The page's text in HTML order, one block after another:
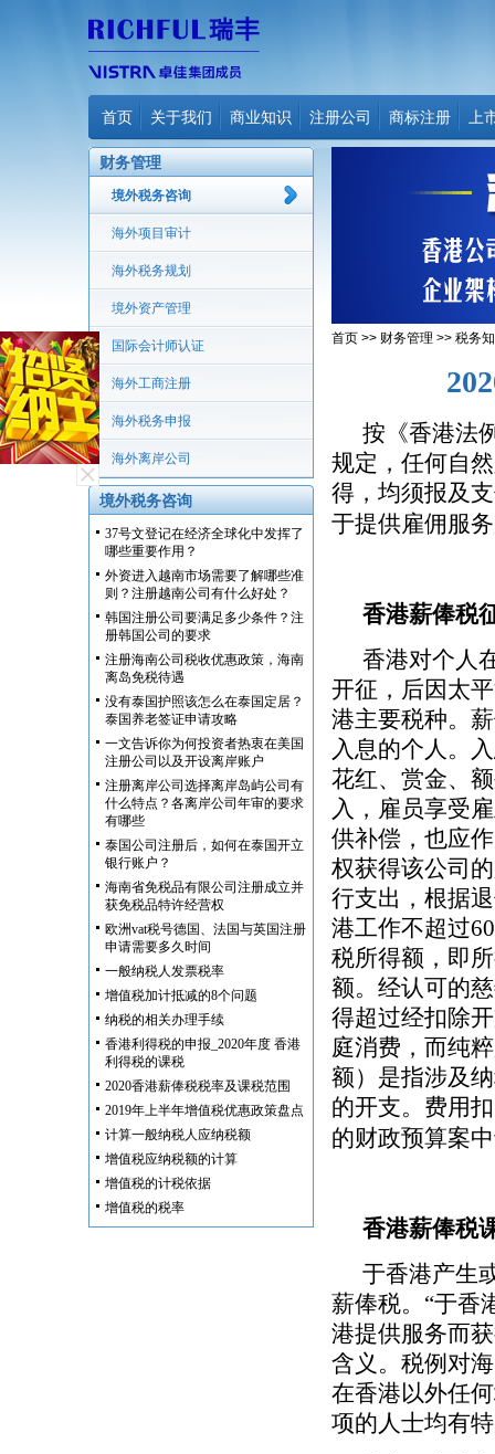
首页 关于我们 商业知识 注册公司 商标注册 上
财务管理
境外税务咨询
海外项目审计
海外税务规划
境外资产管理
国际会计师认证
海外工商注册
海外税务申报
海外离岸公司
境外税务咨询
37号文登记在经济全球化中发挥了
哪些重要作用？
外资进入越南市场需要了解哪些准
则？注册越南公司有什么好处？
韩国注册公司要满足多少条件？注
册韩国公司的要求
注册海南公司税收优惠政策，海南
离岛免税待遇
没有泰国护照该怎么在泰国定居？
泰国养老签证申请攻略
一文告诉你为何投资者热衷在美国
注册公司以及开设离岸账户
注册离岸公司选择离岸岛屿公司有
什么特点？各离岸公司年审的要求
有哪些
泰国公司注册后，如何在泰国开立
银行账户？
海南省免税品有限公司注册成立并
获免税品特许经营权
欧洲vat税号德国、法国与英国注册
申请需要多久时间
一般纳税人发票税率
增值税加计抵减的8个问题
纳税的相关办理手续
香港利得税的申报_2020年度 香港
利得税的课税
2020香港薪俸税税率及课税范围
2019年上半年增值税优惠政策盘点
计算一般纳税人应纳税额
增值税应纳税额的计算
增值税的计税依据
增值税的税率
首页 >> 财务管理 >> 税务
按《香港法
规定，任何自
得，均须报及
于提供雇佣服
香港薪俸税
香港对个人
开征，后因太
港主要税种。
入息的个人。
花红、赏金、
入，雇员享受
供补偿，也应
权获得该公司
行支出，根据
港工作不超过
税所得额，即
额。经认可的
得超过经扣除
庭消费，而纯
额）是指涉及
的开支。费用
的财政预算案
香港薪俸税
于香港产生
薪俸税。“于香
港提供服务而
含义。税例对
在香港以外任
项的人士均有